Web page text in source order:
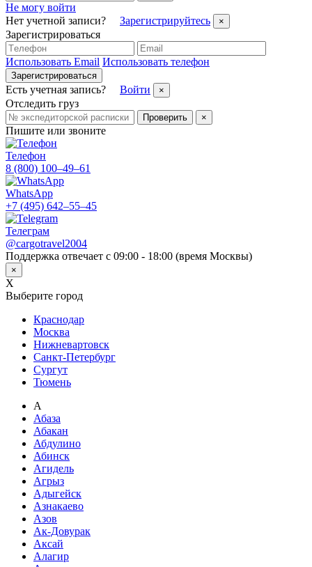
Не могу войти
Нет учетной записи?
Зарегистрируйтесь ×
Зарегистрироваться
Использовать Email Использовать телефон
Зарегистрироваться
Есть учетная запись? Войти ×
Отследить груз
Проверить ×
Пишите или звоните
Телефон
8 (800) 100–49–61
WhatsApp
+7 (495) 642–55–45
Телеграм
@cargotravel2004
Поддержка отвечает с 09:00 - 18:00 (время Москвы)
×
X
Выберите город
Краснодар
Москва
Нижневартовск
Санкт-Петербург
Сургут
Тюмень
А
Абаза
Абакан
Абдулино
Абинск
Агидель
Агрыз
Адыгейск
Азнакаево
Азов
Ак-Довурак
Аксай
Алагир